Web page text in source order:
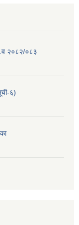
२०८२/०८३
६)